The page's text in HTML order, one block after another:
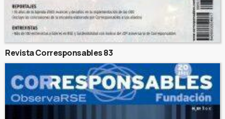
Revista Corresponsables 83